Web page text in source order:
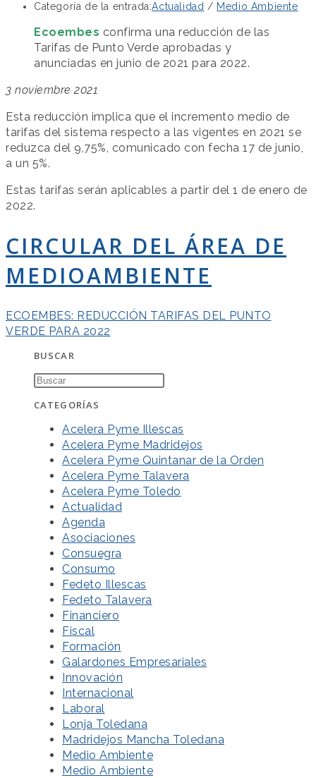
Categoría de la entrada:Actualidad / Medio Ambiente
Ecoembes confirma una reducción de las
Tarifas de Punto Verde aprobadas y
anunciadas en junio de 2021 para 2022.
3 noviembre 2021
Esta reducción implica que el incremento medio de
tarifas del sistema respecto a las vigentes en 2021 se
reduzca del 9,75%, comunicado con fecha 17 de junio,
a un 5%.
Estas tarifas serán aplicables a partir del 1 de enero de
2022.
CIRCULAR DEL ÁREA DE
MEDIOAMBIENTE
ECOEMBES: REDUCCIÓN TARIFAS DEL PUNTO
VERDE PARA 2022
BUSCAR
CATEGORÍAS
Acelera Pyme Illescas
Acelera Pyme Madridejos
Acelera Pyme Quintanar de la Orden
Acelera Pyme Talavera
Acelera Pyme Toledo
Actualidad
Agenda
Asociaciones
Consuegra
Consumo
Fedeto Illescas
Fedeto Talavera
Financiero
Fiscal
Formación
Galardones Empresariales
Innovación
Internacional
Laboral
Lonja Toledana
Madridejos Mancha Toledana
Medio Ambiente
Medio Ambiente